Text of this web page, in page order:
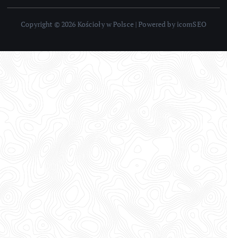
Copyright © 2026 Kościoły w Polsce | Powered by icomSEO